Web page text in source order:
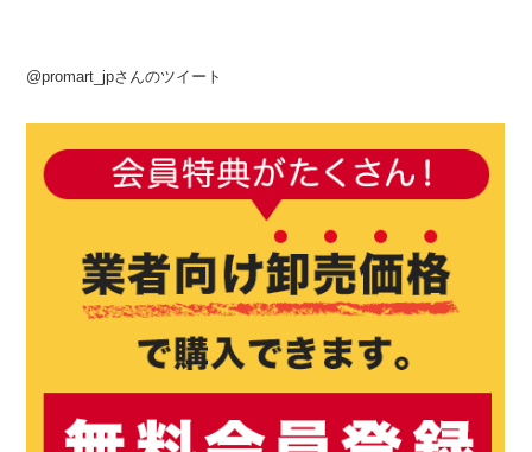
@promart_jpさんのツイート